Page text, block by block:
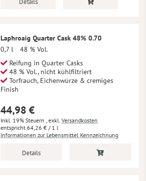
Details
Laphroaig Quarter Cask 48% 0.70
0,7 l
48 % Vol.
Reifung in Quarter Casks
48 % Vol., nicht kühlfiltriert
Torfrauch, Eichenwürze & cremiges
Finish
44,98 €
Inkl. 19% Steuern , exkl. Versandkosten
64,26 € / 1 l
Informationen zur Lebensmittel Kennzeichnung
Details